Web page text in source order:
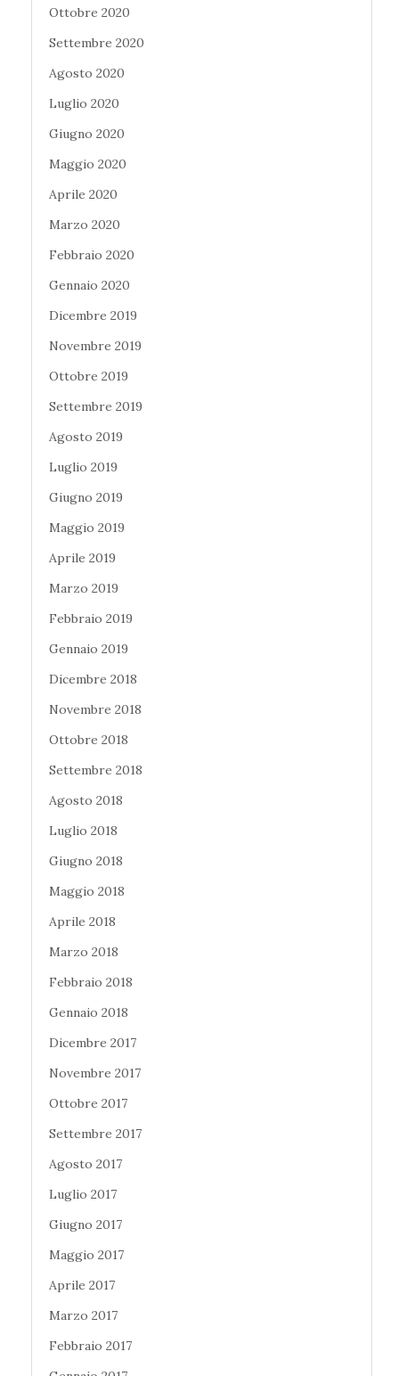
Ottobre 2020
Settembre 2020
Agosto 2020
Luglio 2020
Giugno 2020
Maggio 2020
Aprile 2020
Marzo 2020
Febbraio 2020
Gennaio 2020
Dicembre 2019
Novembre 2019
Ottobre 2019
Settembre 2019
Agosto 2019
Luglio 2019
Giugno 2019
Maggio 2019
Aprile 2019
Marzo 2019
Febbraio 2019
Gennaio 2019
Dicembre 2018
Novembre 2018
Ottobre 2018
Settembre 2018
Agosto 2018
Luglio 2018
Giugno 2018
Maggio 2018
Aprile 2018
Marzo 2018
Febbraio 2018
Gennaio 2018
Dicembre 2017
Novembre 2017
Ottobre 2017
Settembre 2017
Agosto 2017
Luglio 2017
Giugno 2017
Maggio 2017
Aprile 2017
Marzo 2017
Febbraio 2017